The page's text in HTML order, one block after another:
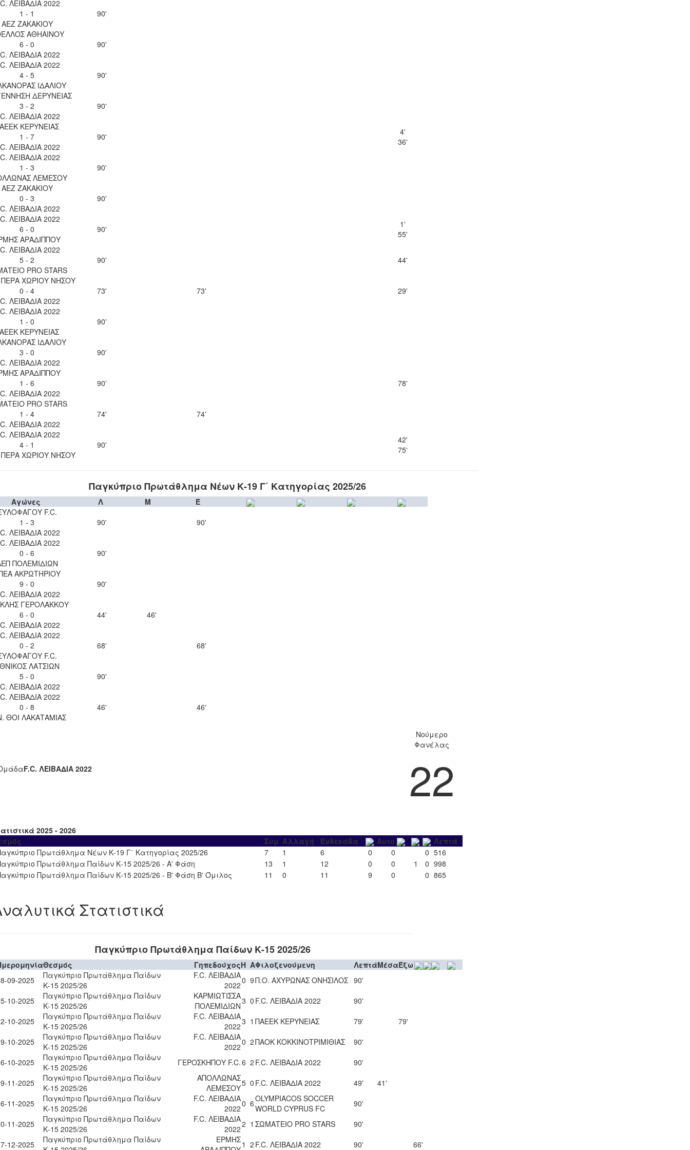
ΛΕΙΒΑΔΙΑ 2022
1 - 1
ΑΕΖ ΖΑΚΑΚΙΟΥ
90'
ΑΘΗΑΙΝΟΥ
6 - 0
ΛΕΙΒΑΔΙΑ 2022
90'
ΛΕΙΒΑΔΙΑ 2022
4 - 5
ΙΔΑΛΙΟΥ
90'
ΔΕΡΥΝΕΙΑΣ
3 - 2
ΛΕΙΒΑΔΙΑ 2022
90'
ΚΕΡΥΝΕΙΑΣ
1 - 7
ΛΕΙΒΑΔΙΑ 2022
90'
4'
36'
ΛΕΙΒΑΔΙΑ 2022
1 - 3
ΛΕΜΕΣΟΥ
90'
ΑΕΖ ΖΑΚΑΚΙΟΥ
0 - 3
ΛΕΙΒΑΔΙΑ 2022
90'
ΛΕΙΒΑΔΙΑ 2022
6 - 0
ΑΡΑΔΙΠΠΟΥ
90'
1'
55'
ΛΕΙΒΑΔΙΑ 2022
5 - 2
PRO STARS
90'
44'
ΧΩΡΙΟΥ ΝΗΣΟΥ
0 - 4
ΛΕΙΒΑΔΙΑ 2022
73' 73'
29'
ΛΕΙΒΑΔΙΑ 2022
1 - 0
ΚΕΡΥΝΕΙΑΣ
90'
ΙΔΑΛΙΟΥ
3 - 0
ΛΕΙΒΑΔΙΑ 2022
90'
ΑΡΑΔΙΠΠΟΥ
1 - 6
ΛΕΙΒΑΔΙΑ 2022
90'
78'
PRO STARS
1 - 4
ΛΕΙΒΑΔΙΑ 2022
74'
74'
ΛΕΙΒΑΔΙΑ 2022
4 - 1
ΧΩΡΙΟΥ ΝΗΣΟΥ
90'
42'
75'
Παγκύπριο Πρωτάθλημα Νέων Κ-19 Γ΄ Κατηγορίας 2025/26
Αγώνες Λ Μ
Έ
F.C.
1 - 3
ΛΕΙΒΑΔΙΑ 2022
90'
90'
ΛΕΙΒΑΔΙΑ 2022
0 - 6
ΠΟΛΕΜΙΔΙΩΝ
90'
ΑΚΡΩΤΗΡΙΟΥ
9 - 0
ΛΕΙΒΑΔΙΑ 2022
90'
ΓΕΡΟΛΑΚΚΟΥ
6 - 0
ΛΕΙΒΑΔΙΑ 2022
44'
46'
ΛΕΙΒΑΔΙΑ 2022
0 - 2
F.C.
68'
68'
ΛΑΤΣΙΩΝ
5 - 0
ΛΕΙΒΑΔΙΑ 2022
90'
ΛΕΙΒΑΔΙΑ 2022
0 - 8
ΘΟΙ ΛΑΚΑΤΑΜΙΑΣ
46' 46'
F.C. ΛΕΙΒΑΔΙΑ 2022
Νούμερο
Φανέλας
22
2025 - 2026
Συμ Αλλαγή Ενδεκάδα Αυτο
Λεπτά
Πρωτάθλημα Νέων Κ-19 Γ΄ Κατηγορίας 2025/26
7 1 6 0 0 0 516
Πρωτάθλημα Παίδων Κ-15 2025/26 - Α' Φάση
13 1 12 0 0 1 0 998
Πρωτάθλημα Παίδων Κ-15 2025/26 - Β' Φάση Β' Όμιλος
11 0 11 9 0 0 865
Στατιστικά
Παγκύπριο Πρωτάθλημα Παίδων Κ-15 2025/26
Θεσμός ΓηπεδούχοςH AΦιλοξενούμενη ΛεπτάΜέσαΈξω
09-2025
Παγκύπριο Πρωτάθλημα Παίδων
Κ-15 2025/26
F.C. ΛΕΙΒΑΔΙΑ
20220 9Π.Ο. ΑΧΥΡΩΝΑΣ ΟΝΗΣΙΛΟΣ 90'
10-2025
Παγκύπριο Πρωτάθλημα Παίδων
Κ-15 2025/26
ΚΑΡΜΙΩΤΙΣΣΑ
ΠΟΛΕΜΙΔΙΩΝ3 0 F.C. ΛΕΙΒΑΔΙΑ 2022
90'
10-2025
Παγκύπριο Πρωτάθλημα Παίδων
Κ-15 2025/26
F.C. ΛΕΙΒΑΔΙΑ
20223 1 ΠΑΕΕΚ ΚΕΡΥΝΕΙΑΣ 79'
79'
10-2025
Παγκύπριο Πρωτάθλημα Παίδων
Κ-15 2025/26
F.C. ΛΕΙΒΑΔΙΑ
20220 2ΠΑΟΚ ΚΟΚΚΙΝΟΤΡΙΜΙΘΙΑΣ
90'
10-2025
Παγκύπριο Πρωτάθλημα Παίδων
Κ-15 2025/26
ΓΕΡΟΣΚΗΠΟΥ F.C.6 2 F.C. ΛΕΙΒΑΔΙΑ 2022
90'
11-2025
Παγκύπριο Πρωτάθλημα Παίδων
Κ-15 2025/26
ΑΠΟΛΛΩΝΑΣ
ΛΕΜΕΣΟΥ5 0 F.C. ΛΕΙΒΑΔΙΑ 2022 49'
41'
11-2025
Παγκύπριο Πρωτάθλημα Παίδων
Κ-15 2025/26
F.C. ΛΕΙΒΑΔΙΑ
20220 6OLYMPIACOS SOCCER
WORLD CYPRUS FC
90'
11-2025
Παγκύπριο Πρωτάθλημα Παίδων
Κ-15 2025/26
F.C. ΛΕΙΒΑΔΙΑ
20222 1 ΣΩΜΑΤΕΙΟ PRO STARS
90'
12-2025
Παγκύπριο Πρωτάθλημα Παίδων
ΕΡΜΗΣ1 2 F.C. ΛΕΙΒΑΔΙΑ 2022 90' 66'